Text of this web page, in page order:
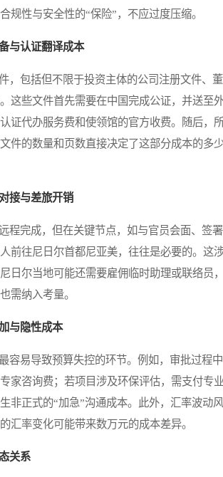
规性与安全性的“保险”，不应过度压缩。
与认证翻译成本
包括但不限于投资主体的公司注册文件、
这些文件首先需要在中国完成公证，并送至
证代办服务费和使领馆的官方收费。随后，
件的数量和页数直接决定了这部分成本的多
接与差旅开销
完成，但在关键节点，如与官员会面、签
前往尼日尔首都尼亚美，往往是必要的。这
日尔当地可能还需要雇佣临时助理或联络员
需纳入考量。
与隐性成本
易导致预算失控的环节。例如，审批过程
家咨询费；若项目涉及环保评估，需支付专
非正式的“加急”沟通成本。此外，汇率波动
汇率变化可能带来数万元的成本差异。
关系